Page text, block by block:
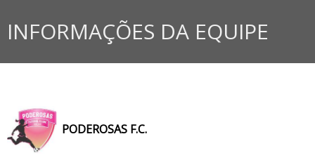
INFORMAÇÕES DA EQUIPE
PODEROSAS F.C.